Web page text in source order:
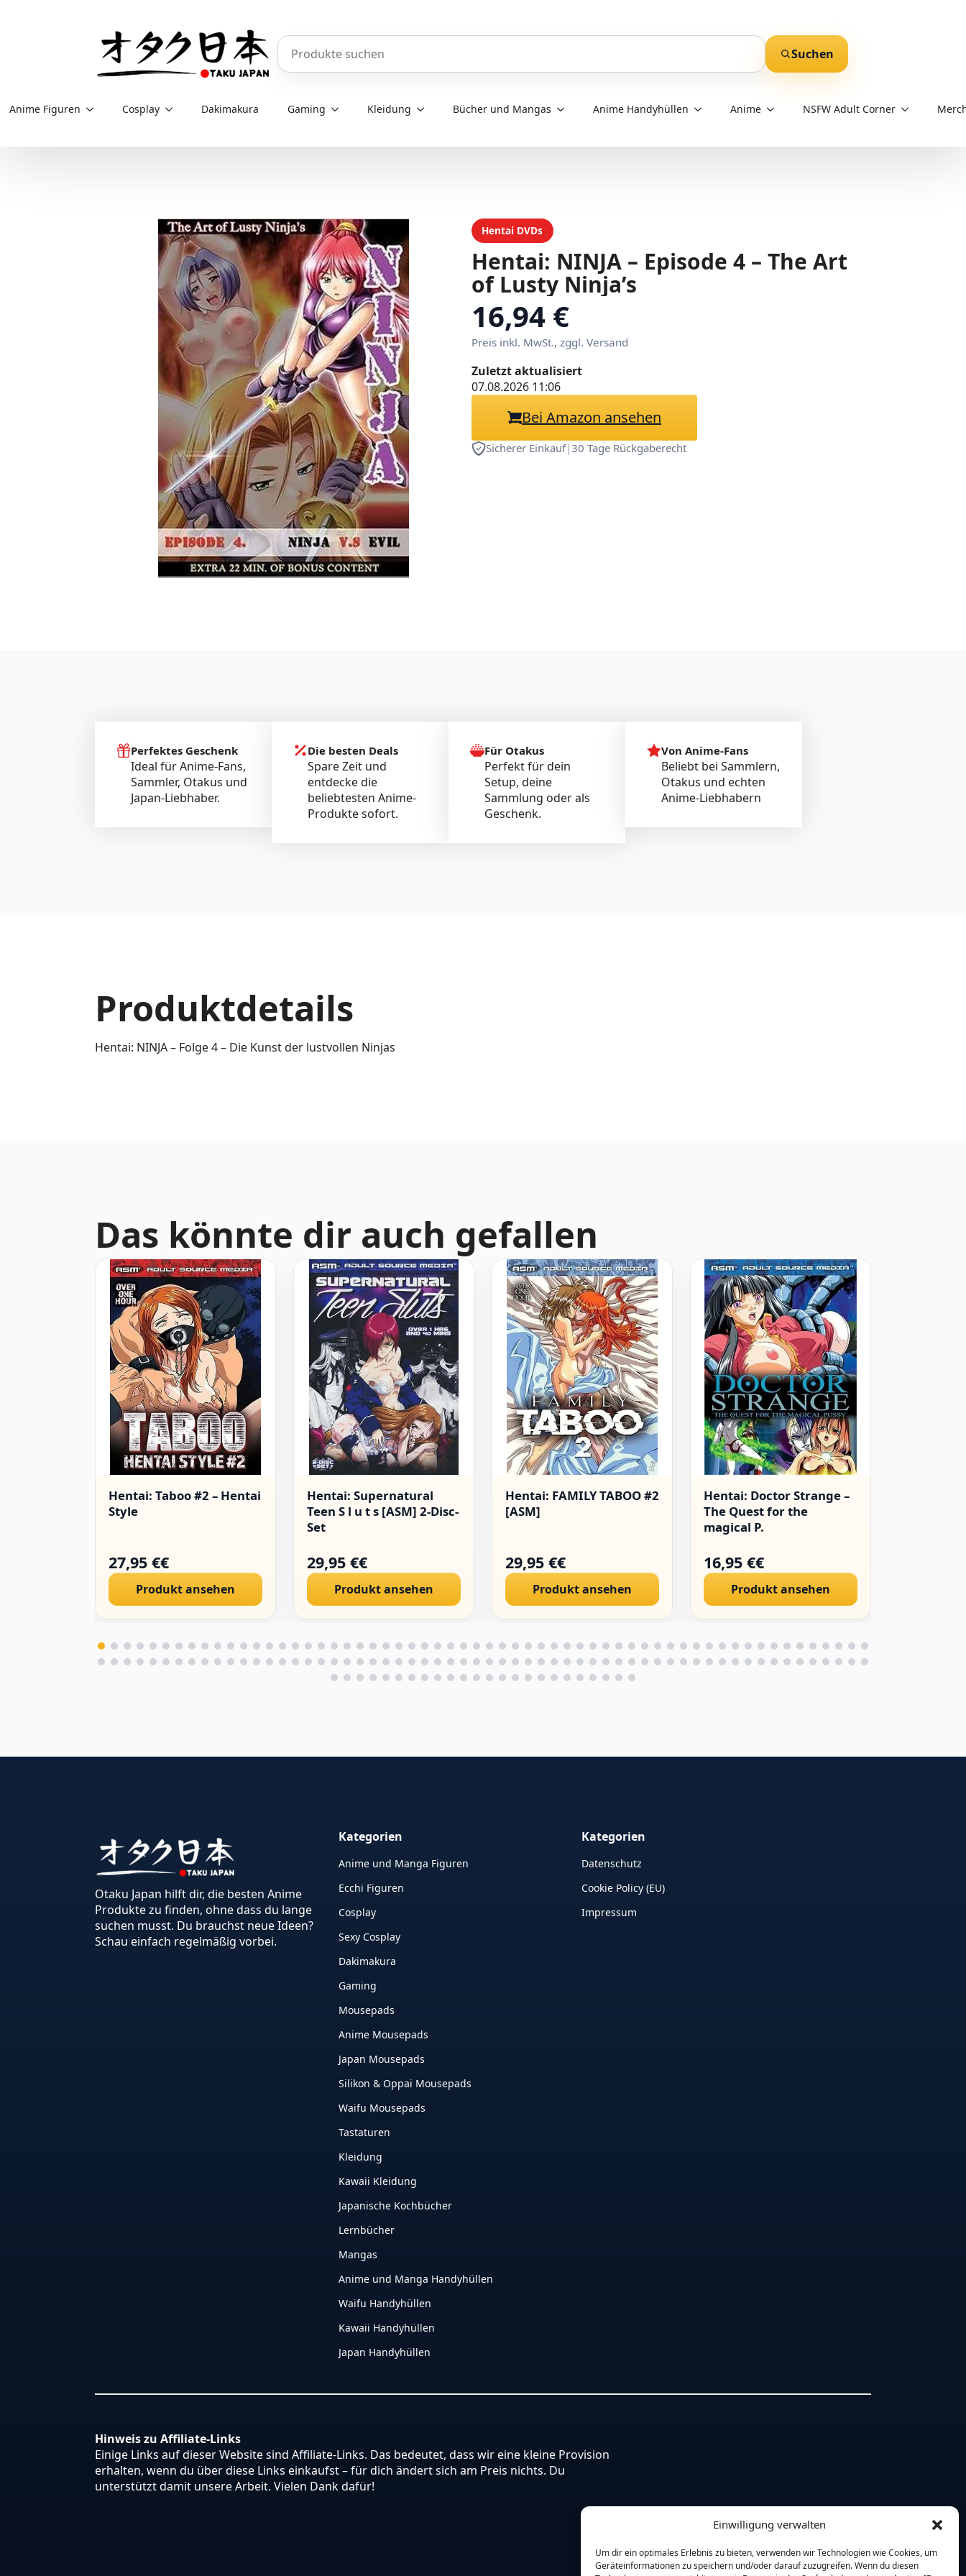
Einwilligung verwalten
Um dir ein optimales Erlebnis zu bieten, verwenden wir Technologien wie Cookies, um
Geräteinformationen zu speichern und/oder darauf zuzugreifen. Wenn du diesen
Produkte durchsuchen
Suchen
Anime Figuren Cosplay Dakimakura Gaming Kleidung Bücher und Mangas Anime Handyhüllen Anime NSFW Adult Corner
Hentai DVDs
Hentai: NINJA – Episode 4 – The Art
of Lusty Ninja’s
16,94 €
Preis inkl. MwSt., zggl. Versand
Zuletzt aktualisiert
07.08.2026 11:06
Bei Amazon ansehen
Sicherer Einkauf|30 Tage Rückgaberecht
Perfektes Geschenk
Ideal für Anime-Fans,
Sammler, Otakus und
Japan-Liebhaber.
Die besten Deals
Spare Zeit und
entdecke die
beliebtesten Anime-
Produkte sofort.
Für Otakus
Perfekt für dein
Setup, deine
Sammlung oder als
Geschenk.
Von Anime-Fans
Beliebt bei Sammlern,
Otakus und echten
Anime-Liebhabern
Produktdetails
Hentai: NINJA – Folge 4 – Die Kunst der lustvollen Ninjas
Das könnte dir auch gefallen
Hentai: Taboo #2 – Hentai
Style
27,95 €€
Produkt ansehen
Hentai: Supernatural
Teen S l u t s [ASM] 2-Disc-
Set
29,95 €€
Produkt ansehen
Hentai: FAMILY TABOO #2
[ASM]
29,95 €€
Produkt ansehen
Hentai: Doctor Strange –
The Quest for the
magical P.
16,95 €€
Produkt ansehen
Otaku Japan hilft dir, die besten Anime
Produkte zu finden, ohne dass du lange
suchen musst. Du brauchst neue Ideen?
Schau einfach regelmäßig vorbei.
Kategorien
Anime und Manga Figuren
Ecchi Figuren
Cosplay
Sexy Cosplay
Dakimakura
Gaming
Mousepads
Anime Mousepads
Japan Mousepads
Silikon & Oppai Mousepads
Waifu Mousepads
Tastaturen
Kleidung
Kawaii Kleidung
Japanische Kochbücher
Lernbücher
Mangas
Anime und Manga Handyhüllen
Waifu Handyhüllen
Kawaii Handyhüllen
Japan Handyhüllen
Kategorien
Datenschutz
Cookie Policy (EU)
Impressum
Hinweis zu Affiliate-Links
Einige Links auf dieser Website sind Affiliate-Links. Das bedeutet, dass wir eine kleine Provision
erhalten, wenn du über diese Links einkaufst – für dich ändert sich am Preis nichts. Du
unterstützt damit unsere Arbeit. Vielen Dank dafür!